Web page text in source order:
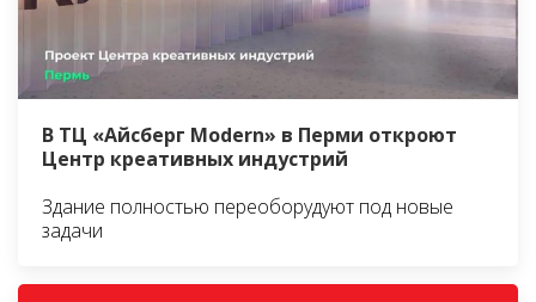
В ТЦ «Айсберг Modern» в Перми откроют
Центр креативных индустрий
Здание полностью переоборудуют под новые
задачи